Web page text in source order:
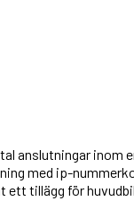
anslutningar
med ip-
ett tillägg för